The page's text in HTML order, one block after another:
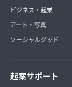
ビジネス・起業
アート・写真
ソーシャルグッド
起案サポート